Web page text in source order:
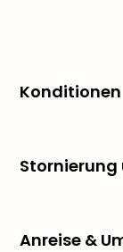
Konditionen
Anreise &